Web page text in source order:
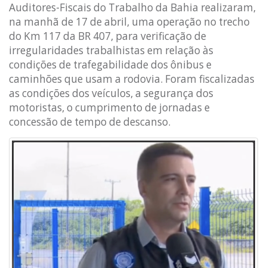
Auditores-Fiscais do Trabalho da Bahia realizaram,
na manhã de 17 de abril, uma operação no trecho
do Km 117 da BR 407, para verificação de
irregularidades trabalhistas em relação às
condições de trafegabilidade dos ônibus e
caminhões que usam a rodovia. Foram fiscalizadas
as condições dos veículos, a segurança dos
motoristas, o cumprimento de jornadas e
concessão de tempo de descanso.